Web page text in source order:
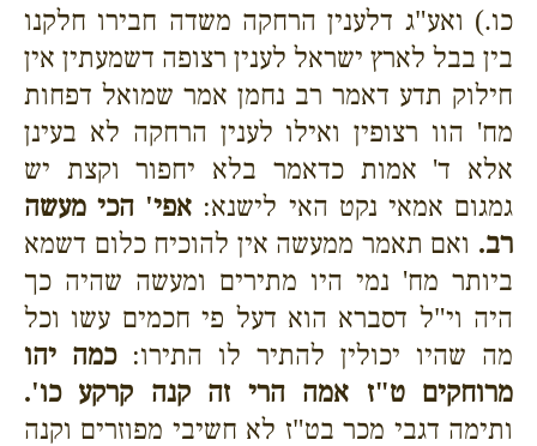
כו.) ואע"ג דלענין הרחקה משדה חבירו חלקנו
בין בבל לארץ ישראל לענין רצופה דשמעתין אין
חילוק תדע דאמר רב נחמן אמר שמואל דפחות
מח' הוו רצופין ואילו לענין הרחקה לא בעינן
אלא ד' אמות כדאמר בלא יחפור וקצת יש
גמגום אמאי נקט האי לישנא: אפי' הכי מעשה
רב. ואם תאמר ממעשה אין להוכיח כלום דשמא
ביותר מח' נמי היו מתירים ומעשה שהיה כך
היה וי"ל דסברא הוא דעל פי חכמים עשו וכל
מה שהיו יכולין להתיר לו התירו:כמה יהו
מרוחקים ט"ז אמה הרי זה קנה קרקע כו'.
ותימה דגבי מכר בט"ז לא חשיבי מפוזרים וקנה